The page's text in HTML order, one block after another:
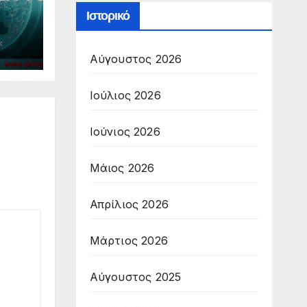
Ιστορικό
Αύγουστος 2026
Ιούλιος 2026
Ιούνιος 2026
Μάιος 2026
Απρίλιος 2026
Μάρτιος 2026
Αύγουστος 2025